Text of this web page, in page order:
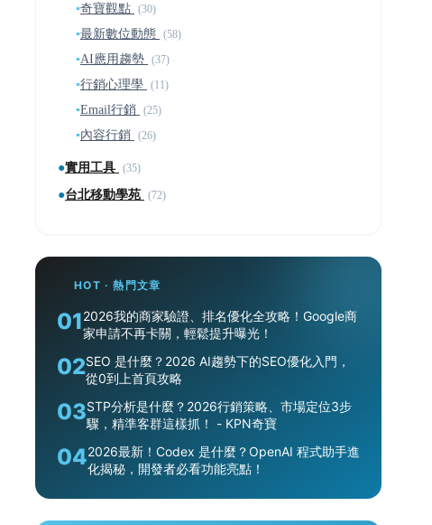
▪奇寶觀點 (30)
▪最新數位動態 (58)
▪AI應用趨勢 (37)
▪行銷心理學 (11)
▪Email行銷 (25)
▪內容行銷 (26)
●實用工具 (35)
●台北移動學苑 (72)
HOT · 熱門文章
012026我的商家驗證、排名優化全攻略！Google商
家申請不再卡關，輕鬆提升曝光！
02SEO 是什麼？2026 AI趨勢下的SEO優化入門，
從0到上首頁攻略
03STP分析是什麼？2026行銷策略、市場定位3步
驟，精準客群這樣抓！ - KPN奇寶
042026最新！Codex 是什麼？OpenAI 程式助手進
化揭秘，開發者必看功能亮點！